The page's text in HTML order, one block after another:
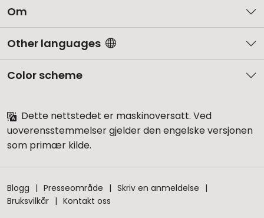
Om
Other languages
Color scheme
Dette nettstedet er maskinoversatt. Ved
uoverensstemmelser gjelder den engelske versjonen
som primær kilde.
Blogg Presseområde
Skriv en anmeldelse
Bruksvilkår
Kontakt oss